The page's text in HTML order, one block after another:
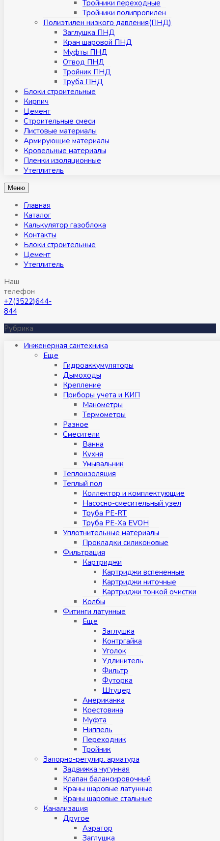
Тройники переходные
Тройники полипропилен
Полиэтилен низкого давления(ПНД)
Заглушка ПНД
Кран шаровой ПНД
Муфты ПНД
Отвод ПНД
Тройник ПНД
Труба ПНД
Блоки строительные
Кирпич
Цемент
Строительные смеси
Листовые материалы
Армирующие материалы
Кровельные материалы
Пленки изоляционные
Утеплитель
Меню
Главная
Каталог
Калькулятор газоблока
Контакты
Блоки строительные
Цемент
Утеплитель
Наш
телефон
+7(3522)644-
844
Рубрика
Инженерная сантехника
Eще
Гидроаккумуляторы
Дымоходы
Крепление
Приборы учета и КИП
Манометры
Термометры
Разное
Смесители
Ванна
Кухня
Умывальник
Теплоизоляция
Теплый пол
Коллектор и комплектующие
Насосно-смесительный узел
Труба PE-RT
Труба PE-Xa EVOH
Уплотнительные материалы
Прокладки силиконовые
Фильтрация
Картриджи
Картриджи вспененные
Картриджи ниточные
Картриджи тонкой очистки
Колбы
Фитинги латунные
Eщe
Заглушка
Контргайка
Уголок
Удлинитель
Фильтр
Футорка
Штуцер
Американка
Крестовина
Муфта
Ниппель
Переходник
Тройник
Запорно-регулир. арматура
Задвижка чугунная
Клапан балансировочный
Краны шаровые латунные
Краны шаровые стальные
Канализация
Другое
Аэратор
Заглушкa